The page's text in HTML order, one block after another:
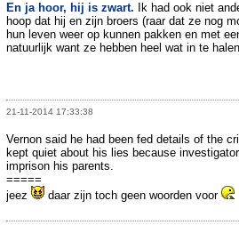
En ja hoor, hij is zwart.
Ik had ook niet
hoop dat hij en zijn broers (raar dat ze nog
hun leven weer op kunnen pakken en met
natuurlijk want ze hebben heel wat in te halen.
21-11-2014 17:33:38
Vernon said he had been fed details of the
kept quiet about his lies because
imprison his parents.
=====
jeez
daar zijn toch geen woorden voor